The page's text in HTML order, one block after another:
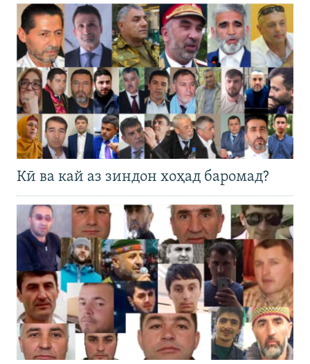
Кӣ ва кай аз зиндон хоҳад баромад?